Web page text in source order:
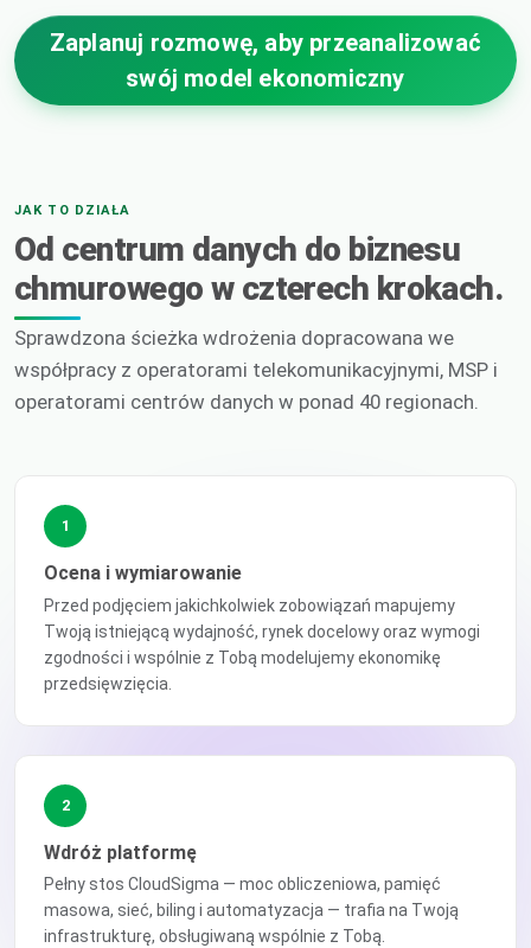
Zaplanuj rozmowę, aby przeanalizować
swój model ekonomiczny
JAK TO DZIAŁA
Od centrum danych do biznesu
chmurowego w czterech krokach.
Sprawdzona ścieżka wdrożenia dopracowana we
współpracy z operatorami telekomunikacyjnymi, MSP i
operatorami centrów danych w ponad 40 regionach.
1
Ocena i wymiarowanie
Przed podjęciem jakichkolwiek zobowiązań mapujemy
Twoją istniejącą wydajność, rynek docelowy oraz wymogi
zgodności i wspólnie z Tobą modelujemy ekonomikę
przedsięwzięcia.
2
Wdróż platformę
Pełny stos CloudSigma — moc obliczeniowa, pamięć
masowa, sieć, biling i automatyzacja — trafia na Twoją
infrastrukturę, obsługiwaną wspólnie z Tobą.